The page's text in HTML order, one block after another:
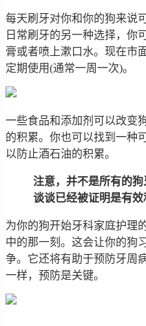
每天刷牙对你和你的狗来说
日常刷牙的另一种选择，你
膏或者喷上漱口水。现在市
定期使用(通常一周一次)。
一些食品和添加剂可以改变
的积累。你也可以找到一种
以防止酒石油的积累。
注意，并不是所有的
谈谈已经被证明是有效
为你的狗开始牙科家庭护理
中的那一刻。这会让你的狗
争。它还将有助于预防牙周
一样，预防是关键。